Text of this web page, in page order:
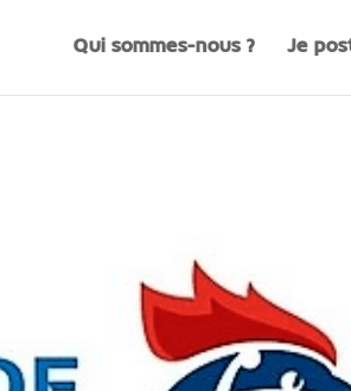
Qui sommes-nous ? Je